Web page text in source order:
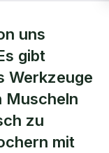
uns
gibt
Werkzeuge
Muscheln
zu
mit